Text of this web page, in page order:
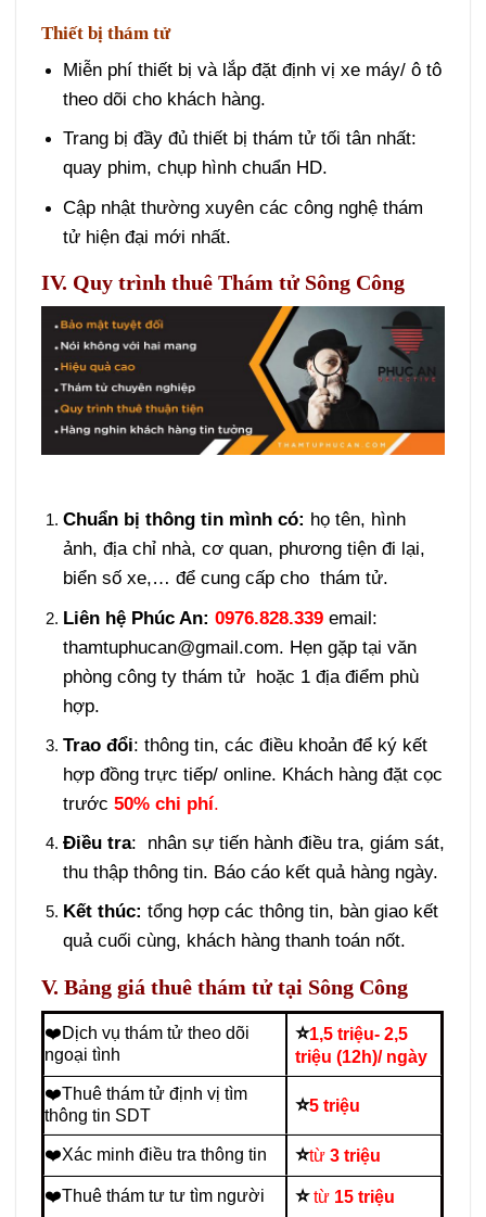
Thiết bị thám tử
Miễn phí thiết bị và lắp đặt định vị xe máy/ ô tô
theo dõi cho khách hàng.
Trang bị đầy đủ thiết bị thám tử tối tân nhất:
quay phim, chụp hình chuẩn HD.
Cập nhật thường xuyên các công nghệ thám
tử hiện đại mới nhất.
IV. Quy trình thuê Thám tử Sông Công
Chuẩn bị thông tin mình có: họ tên, hình
ảnh, địa chỉ nhà, cơ quan, phương tiện đi lại,
biển số xe,… để cung cấp cho thám tử.
Liên hệ Phúc An: 0976.828.339email:
thamtuphucan@gmail.com. Hẹn gặp tại văn
phòng công ty thám tử hoặc 1 địa điểm phù
hợp.
Trao đổi: thông tin, các điều khoản để ký kết
hợp đồng trực tiếp/ online. Khách hàng đặt cọc
trước 50% chi phí.
Điều tra: nhân sự tiến hành điều tra, giám sát,
thu thập thông tin. Báo cáo kết quả hàng ngày.
Kết thúc: tổng hợp các thông tin, bàn giao kết
quả cuối cùng, khách hàng thanh toán nốt.
V. Bảng giá thuê thám tử tại Sông Công
❤️Dịch vụ thám tử theo dõi
ngoại tình
⭐1,5 triệu- 2,5
triệu (12h)/ ngày
❤️Thuê thám tử định vị tìm
thông tin SDT
⭐5 triệu
❤️Xác minh điều tra thông tin ⭐từ 3 triệu
❤️Thuê thám tư tư tìm người ⭐từ 15 triệu